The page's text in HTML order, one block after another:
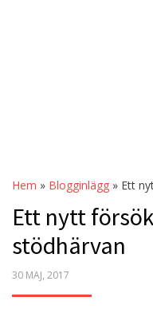
Hem » Blogginlägg » Ett
Ett nytt
stödhärvan
POSTED
30 MAJ, 2017